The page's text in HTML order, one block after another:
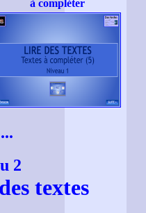
à compléter
2
textes